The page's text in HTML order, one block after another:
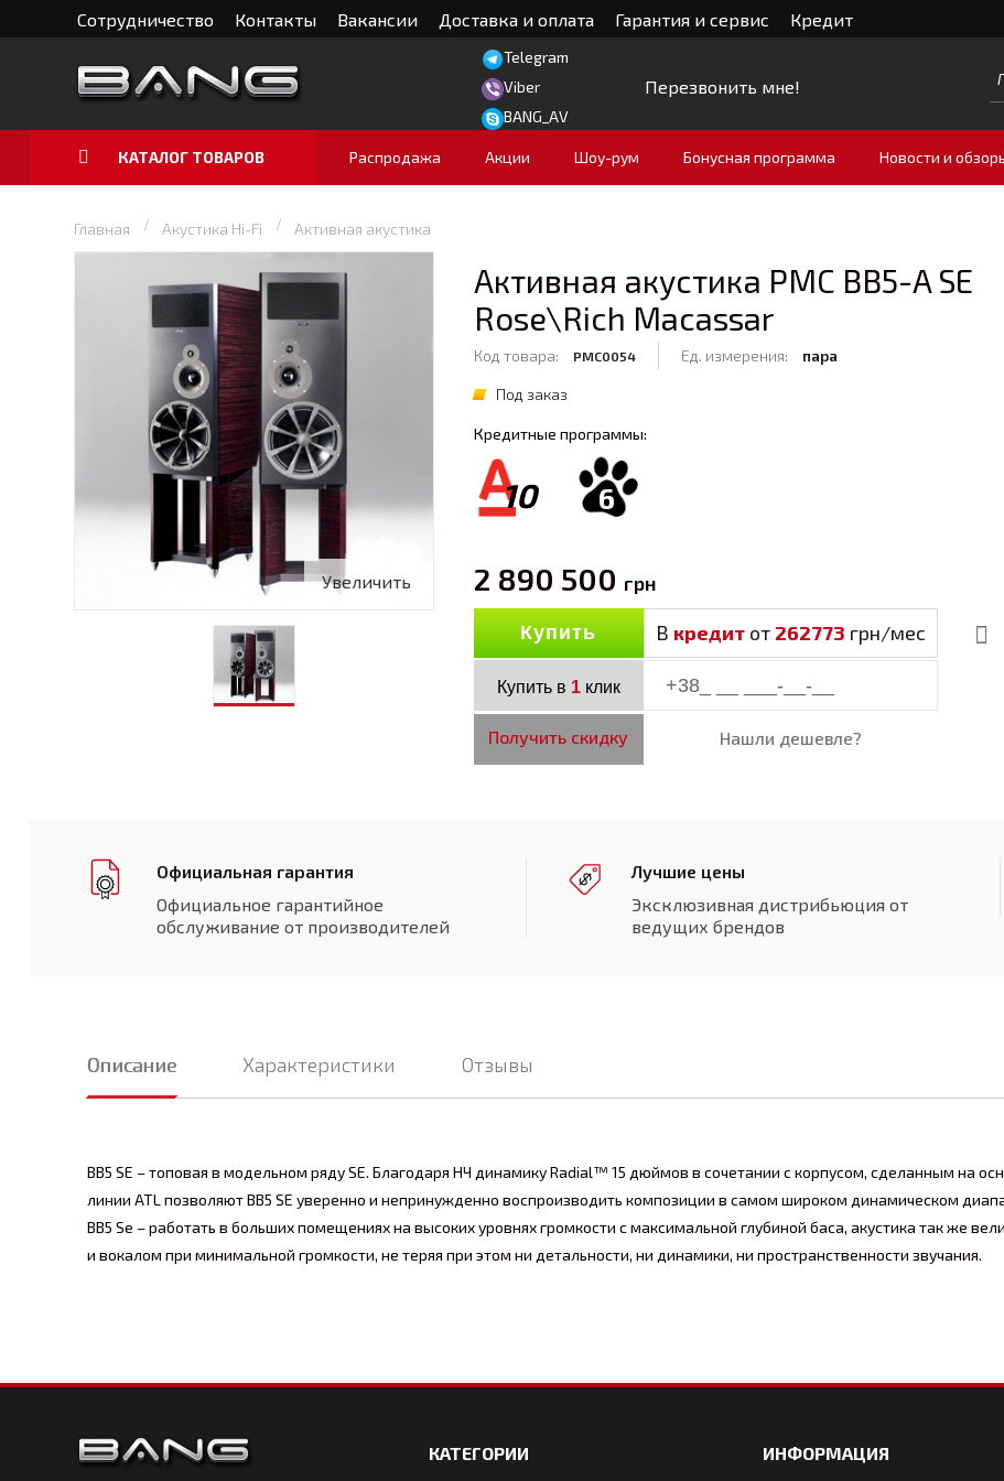
Сотрудничество Контакты Вакансии Доставка и оплата Гарантия и сервис Кредит
Telegram
Viber
BANG_AV
Перезвонить мне!
КАТАЛОГ ТОВАРОВ Распродажа Акции Шоу-рум Бонусная программа Новости и
Главная Акустика Hi-Fi Активная акустика
Увеличить
Активная акустика PMC BB5-A SE
Rose\Rich Macassar
Код товара: PMC0054 Ед. измерения: пара
Под заказ
Кредитные программы:
10 6
2 890 500 грн
Купить В кредитот 262773 грн/мес
Купить в 1клик
Нашли дешевле?
Получить скидку
Официальная гарантия
Официальное гарантийное
обслуживание от производителей
Лучшие цены
Эксклюзивная дистрибьюция от
ведущих брендов
Описание Характеристики Отзывы
BB5 SE – топовая в модельном ряду SE. Благодаря НЧ динамику Radial™ 15 дюймов в сочетании с корпусом, сделанным на
линии ATL позволяют BB5 SE уверенно и непринужденно воспроизводить композиции в самом широком динамическом
BB5 Se – работать в больших помещениях на высоких уровнях громкости с максимальной глубиной баса, акустика так же
и вокалом при минимальной громкости, не теряя при этом ни детальности, ни динамики, ни пространственности звучания.
КАТЕГОРИИ ИНФОРМАЦИЯ